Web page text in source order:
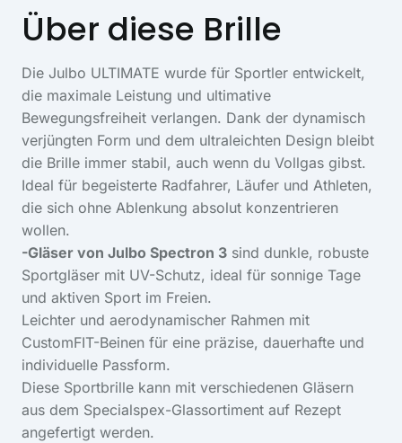
Über diese Brille
Die Julbo ULTIMATE wurde für Sportler entwickelt,
die maximale Leistung und ultimative
Bewegungsfreiheit verlangen. Dank der dynamisch
verjüngten Form und dem ultraleichten Design bleibt
die Brille immer stabil, auch wenn du Vollgas gibst.
Ideal für begeisterte Radfahrer, Läufer und Athleten,
die sich ohne Ablenkung absolut konzentrieren
wollen.
-Gläser von Julbo Spectron 3 sind dunkle, robuste
Sportgläser mit UV-Schutz, ideal für sonnige Tage
und aktiven Sport im Freien.
Leichter und aerodynamischer Rahmen mit
CustomFIT-Beinen für eine präzise, dauerhafte und
individuelle Passform.
Diese Sportbrille kann mit verschiedenen Gläsern
aus dem Specialspex-Glassortiment auf Rezept
angefertigt werden.